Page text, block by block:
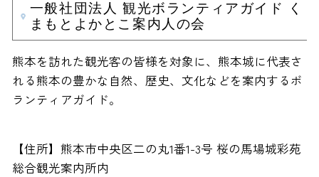
一般社団法人 観光ボランティアガイド く
まもとよかとこ案内人の会
熊本を訪れた観光客の皆様を対象に、熊本城に代表さ
れる熊本の豊かな自然、歴史、文化などを案内するボ
ランティアガイド。
【住所】熊本市中央区二の丸1番1-3号 桜の馬場城彩苑
総合観光案内所内